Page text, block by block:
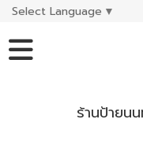
Select Language ▼
ร้านป้ายน